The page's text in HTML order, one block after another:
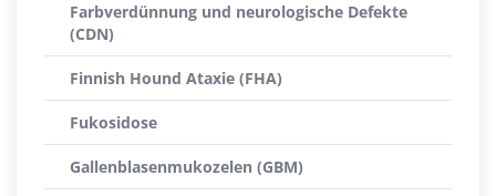
Farbverdünnung und neurologische Defekte
(CDN)
Finnish Hound Ataxie (FHA)
Fukosidose
Gallenblasenmukozelen (GBM)